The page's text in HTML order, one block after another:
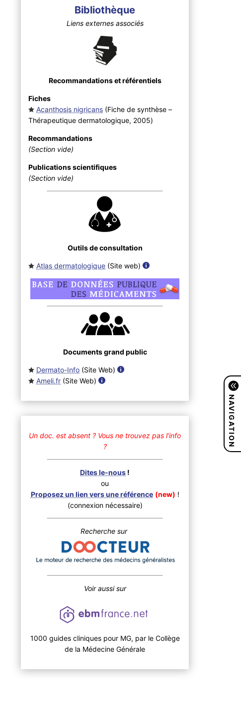
Bibliothèque
Liens externes associés
Recommandations et référentiels
Fiches
Acanthosis nigricans (Fiche de synthèse –
Thérapeutique dermatologique, 2005)
Recommandations
(Section vide)
Publications scientifiques
(Section vide)
Outils de consultation
Atlas dermatologique (Site web)
Documents grand public
Dermato-Info (Site Web)
Ameli.fr (Site Web)
Un doc. est absent ? Vous ne trouvez pas l’info
?
Dites le-nous !
ou
Proposez un lien vers une référence (new) !
(connexion nécessaire)
Recherche sur
Voir aussi sur
1000 guides cliniques pour MG, par le Collège
de la Médecine Générale
NAVIGATION